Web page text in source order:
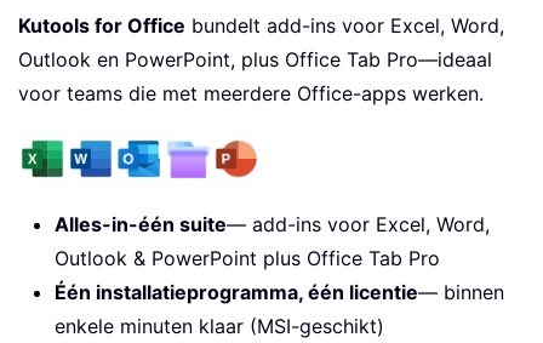
Kutools for Office bundelt add-ins voor Excel, Word,
Outlook en PowerPoint, plus Office Tab Pro—ideaal
voor teams die met meerdere Office-apps werken.
Alles-in-één suite— add-ins voor Excel, Word,
Outlook & PowerPoint plus Office Tab Pro
Één installatieprogramma, één licentie— binnen
enkele minuten klaar (MSI-geschikt)